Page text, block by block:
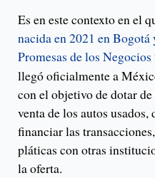
Es en este contexto en el
nacida en 2021 en Bogotá
Promesas de los
llegó oficialmente a
con el objetivo de dotar
venta de los autos
financiar las
pláticas con otras
la oferta.